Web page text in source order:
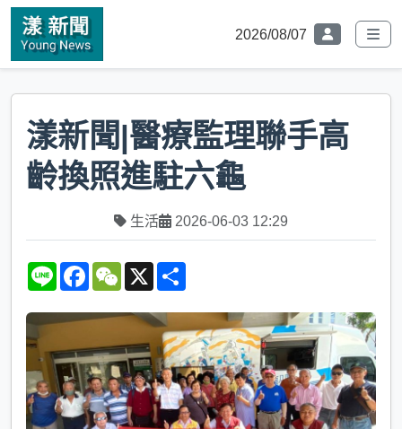
2026/08/07
漾新聞|醫療監理聯手高
齡換照進駐六龜
生活 2026-06-03 12:29
L
e
F
e
o
k
W
h
X
r
e